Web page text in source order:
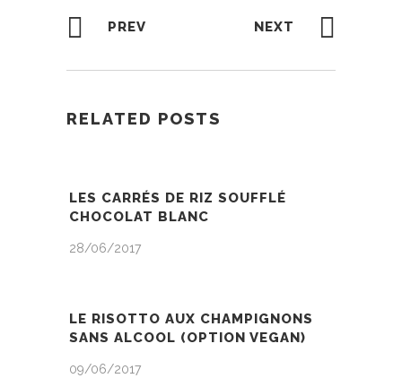
PREV NEXT
RELATED POSTS
LES CARRÉS DE RIZ SOUFFLÉ
CHOCOLAT BLANC
28/06/2017
LE RISOTTO AUX CHAMPIGNONS
SANS ALCOOL (OPTION VEGAN)
09/06/2017